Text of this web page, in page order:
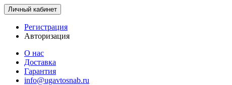
Личный кабинет
Регистрация
Авторизация
О нас
Доставка
Гарантия
info@ugavtosnab.ru